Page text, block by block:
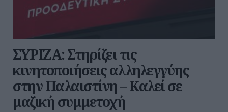
ΣΥΡΙΖΑ: Στηρίζει τις
κινητοποιήσεις αλληλεγγύης
στην Παλαιστίνη – Καλεί σε
μαζική συμμετοχή